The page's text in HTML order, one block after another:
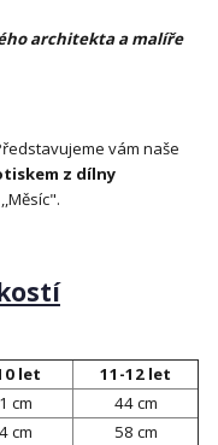
architekta a malíře
vám naše
z dílny
let
11-12 let
cm
44 cm
cm 58 cm